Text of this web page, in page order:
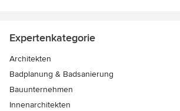
Expertenkategorie
Architekten
Badplanung & Badsanierung
Bauunternehmen
Innenarchitekten